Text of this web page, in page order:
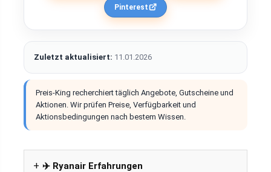
Pinterest
Zuletzt aktualisiert: 11.01.2026
Preis-King recherchiert täglich Angebote, Gutscheine und
Aktionen. Wir prüfen Preise, Verfügbarkeit und
Aktionsbedingungen nach bestem Wissen.
✈️ Ryanair Erfahrungen